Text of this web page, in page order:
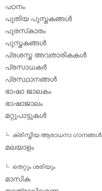
പഠനം
പുതിയ പുസ്തകങ്ങള്‍
പുരസ്‌കാരം
പുസ്തകങ്ങള്‍
പ്രശസ്ത അവതാരികകള്‍
പ്രസാധകര്‍
പ്രസ്ഥാനങ്ങള്‍
ഭാഷാ ജാലകം
ഭാഷാജാലം
മറ്റുപാട്ടുകള്‍
ക്രിസ്തീയ ആരാധനാ ഗാനങ്ങള്‍
മലയാളം
തെറ്റും ശരിയും
മാസിക